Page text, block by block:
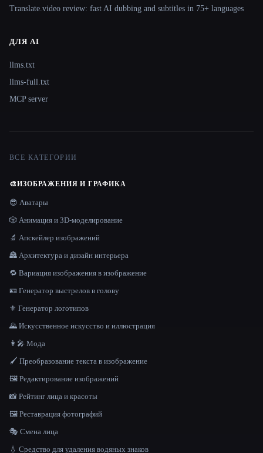
Translate.video review: fast AI dubbing and subtitles in 75+ languages
ДЛЯ AI
llms.txt
llms-full.txt
MCP server
ВСЕ КАТЕГОРИИ
🎨ИЗОБРАЖЕНИЯ И ГРАФИКА
😎 Аватары
🎲 Анимация и 3D-моделирование
🔬 Апскейлер изображений
🏯 Архитектура и дизайн интерьера
🔁 Вариация изображения в изображение
🪪 Генератор выстрелов в голову
⚜️ Генератор логотипов
🌄 Искусственное искусство и иллюстрация
👩‍🎤 Мода
🖌️ Преобразование текста в изображение
🖼️ Редактирование изображений
📸 Рейтинг лица и красоты
🖼️ Реставрация фотографий
🎭 Смена лица
💧 Средство для удаления водяных знаков